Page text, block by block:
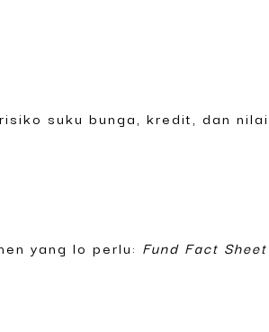
suku bunga, kredit, dan
yang lo perlu: Fund Fact Sheet